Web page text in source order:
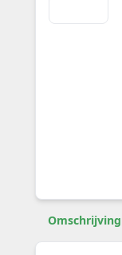
Omschrijving